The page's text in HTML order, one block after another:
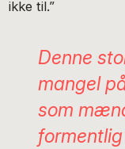
ikke til.”
Denne
mangel
som